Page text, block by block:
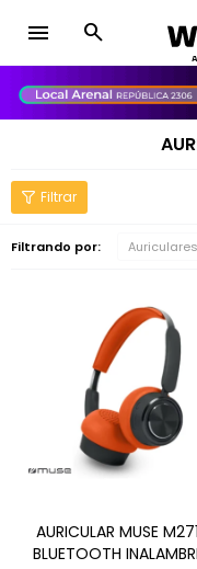
menu
Filtrando por: Auriculares
AURICULAR MUSE
BLUETOOTH
close